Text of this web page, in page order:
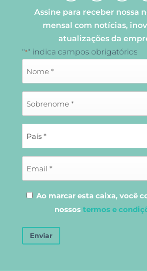
Assine para receber nossa
mensal com notícias,
atualizações da
"*" indica campos obrigatórios
Ao marcar esta caixa, você
nossos termos e
Enviar